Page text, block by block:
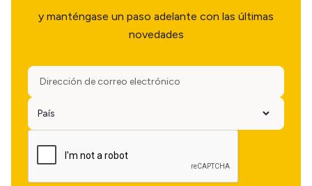
y manténgase un paso adelante con las últimas
novedades